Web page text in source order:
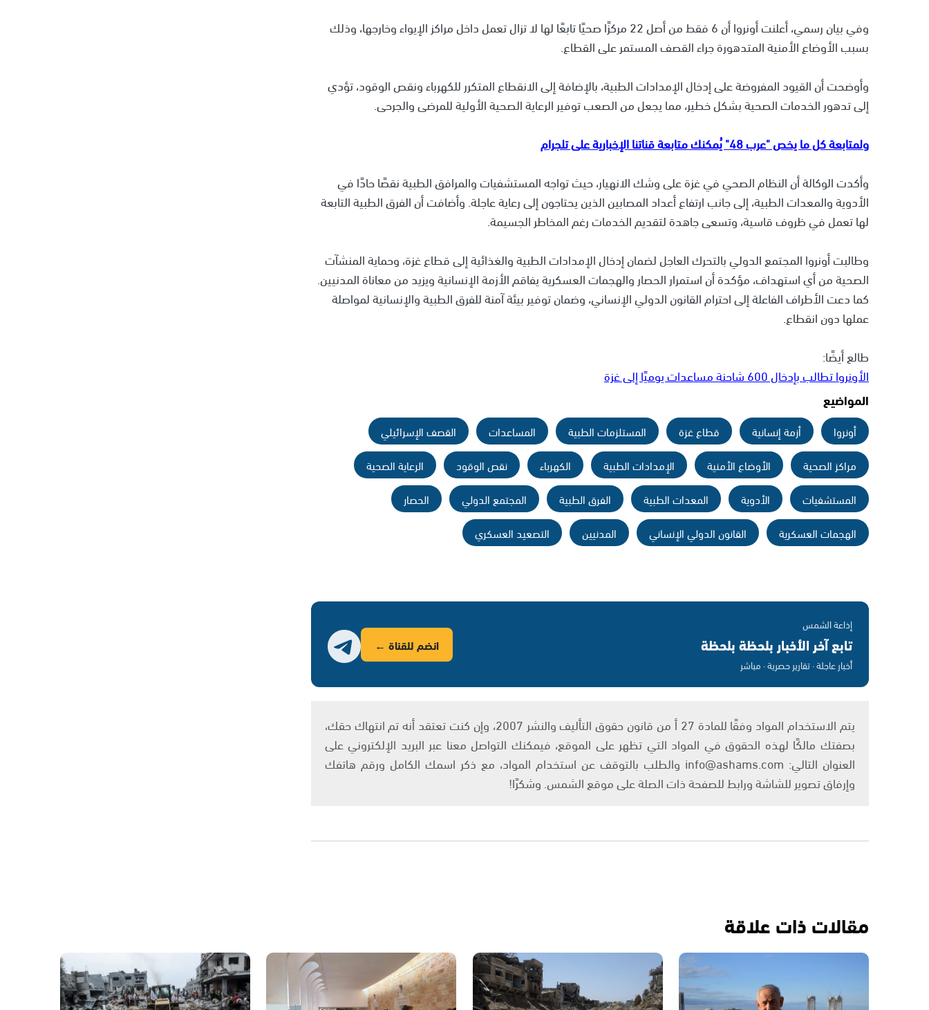
وفي بيان رسمي، أعلنت أونروا أن 6 فقط من أصل 22 مركزًا صحيًا تابعًا لها لا تزال تعمل داخل مراكز الإيواء وخارجها، وذلك
بسبب الأوضاع الأمنية المتدهورة جراء القصف المستمر على القطاع.
وأوضحت أن القيود المفروضة على إدخال الإمدادات الطبية، بالإضافة إلى الانقطاع المتكرر للكهرباء ونقص الوقود، تؤدي
إلى تدهور الخدمات الصحية بشكل خطير، مما يجعل من الصعب توفير الرعاية الصحية الأولية للمرضى والجرحى.
ولمتابعة كل ما يخص "عرب 48" يُمكنك متابعة قناتنا الإخبارية على تلجرام
وأكدت الوكالة أن النظام الصحي في غزة على وشك الانهيار، حيث تواجه المستشفيات والمرافق الطبية نقصًا حادًا في
الأدوية والمعدات الطبية، إلى جانب ارتفاع أعداد المصابين الذين يحتاجون إلى رعاية عاجلة. وأضافت أن الفرق الطبية التابعة
لها تعمل في ظروف قاسية، وتسعى جاهدة لتقديم الخدمات رغم المخاطر الجسيمة.
وطالبت أونروا المجتمع الدولي بالتحرك العاجل لضمان إدخال الإمدادات الطبية والغذائية إلى قطاع غزة، وحماية المنشآت
الصحية من أي استهداف، مؤكدة أن استمرار الحصار والهجمات العسكرية يفاقم الأزمة الإنسانية ويزيد من معاناة المدنيين.
كما دعت الأطراف الفاعلة إلى احترام القانون الدولي الإنساني، وضمان توفير بيئة آمنة للفرق الطبية والإنسانية لمواصلة
عملها دون انقطاع.
طالع أيضًا:
الأونروا تطالب بإدخال 600 شاحنة مساعدات يوميًا إلى غزة
المواضيع
أونروا أزمة إنسانية قطاع غزة المستلزمات الطبية المساعدات
القصف الإسرائيلي
مراكز الصحية
الأوضاع الأمنية الإمدادات الطبية الكهرباء نقص الوقود
الرعاية الصحية
المستشفيات
الأدوية المعدات الطبية الفرق الطبية المجتمع الدولي
الحصار
الهجمات العسكرية
القانون الدولي الإنساني المدنيين التصعيد العسكري
إذاعة الشمس
تابع آخر الأخبار بلحظة بلحظة
أخبار عاجلة · تقارير حصرية · مباشر
انضم للقناة ←
يتم الاستخدام المواد وفقًا للمادة 27 أ من قانون حقوق التأليف والنشر 2007، وإن كنت تعتقد أنه تم انتهاك حقك،
بصفتك مالكًا لهذه الحقوق في المواد التي تظهر على الموقع، فيمكنك التواصل معنا عبر البريد الإلكتروني على
العنوان التالي: info@ashams.com والطلب بالتوقف عن استخدام المواد، مع ذكر اسمك الكامل ورقم هاتفك
وإرفاق تصوير للشاشة ورابط للصفحة ذات الصلة على موقع الشمس. وشكرًا!
مقالات ذات علاقة